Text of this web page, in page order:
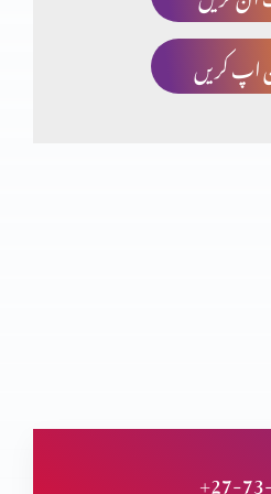
اپ کریں